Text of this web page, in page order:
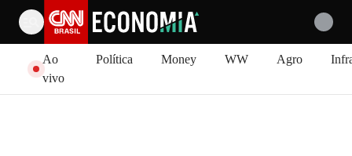
Ao
vivo
Política Money WW Agro